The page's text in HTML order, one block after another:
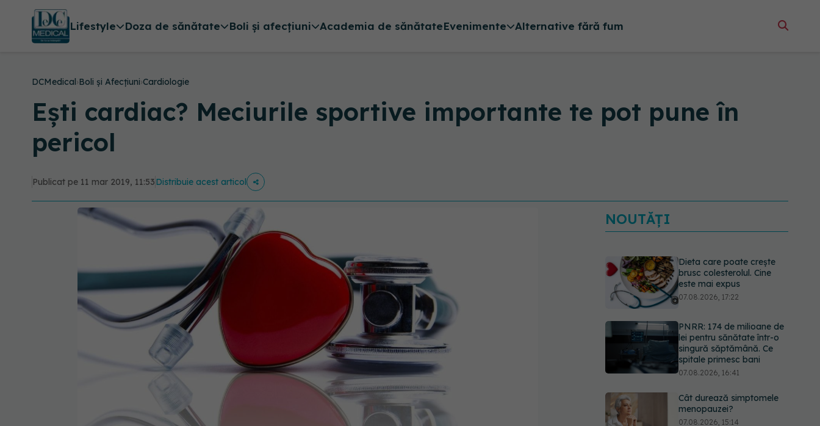
Lifestyle Doza de sănătate Boli și afecțiuni Academia de sănătateEvenimente Alternative fără fum
DCMedical›Boli și Afecțiuni›Cardiologie
Ești cardiac? Meciurile sportive importante te pot pune în
pericol
Publicat pe 11 mar 2019, 11:53Distribuie acest articol
NOUTĂȚI
PNRR: 174 de milioane de
lei pentru sănătate într-o
singură săptămână. Ce
spitale primesc bani
Cât durează simptomele
menopauzei?
07.08.2026, 15:14
Ți-ai mărit buzele? Cele 4
greșeli care pot strica
rezultatul după injectarea